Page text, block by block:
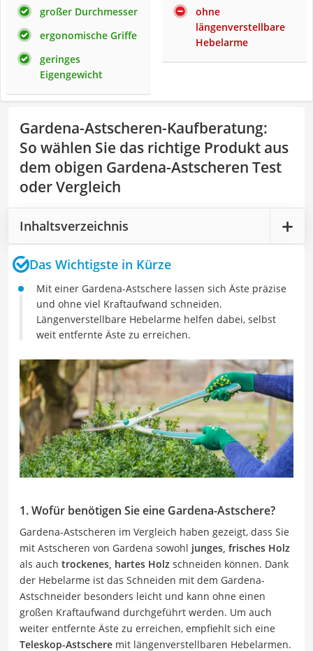
großer Durchmesser
ergonomische Griffe
geringes
Eigengewicht
ohne
längenverstellbare
Hebelarme
Gardena-Astscheren-Kaufberatung:
So wählen Sie das richtige Produkt aus
dem obigen Gardena-Astscheren Test
oder Vergleich
Inhaltsverzeichnis
Das Wichtigste in Kürze
Mit einer Gardena-Astschere lassen sich Äste präzise
und ohne viel Kraftaufwand schneiden.
Längenverstellbare Hebelarme helfen dabei, selbst
weit entfernte Äste zu erreichen.
1. Wofür benötigen Sie eine Gardena-Astschere?
Gardena-Astscheren im Vergleich haben gezeigt, dass Sie
mit Astscheren von Gardena sowohl junges, frisches Holz
als auch trockenes, hartes Holz schneiden können. Dank
der Hebelarme ist das Schneiden mit dem Gardena-
Astschneider besonders leicht und kann ohne einen
großen Kraftaufwand durchgeführt werden. Um auch
weiter entfernte Äste zu erreichen, empfiehlt sich eine
Teleskop-Astschere mit längenverstellbaren Hebelarmen.